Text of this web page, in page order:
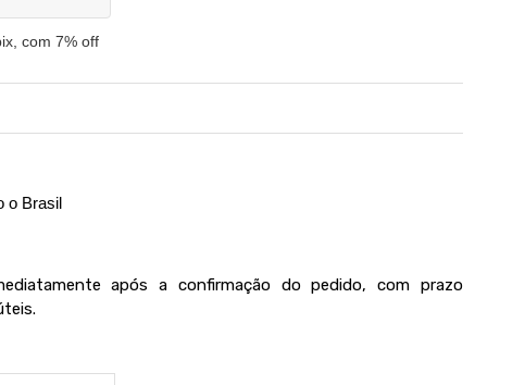
com 7% off
o Brasil
após a confirmação do pedido, com prazo